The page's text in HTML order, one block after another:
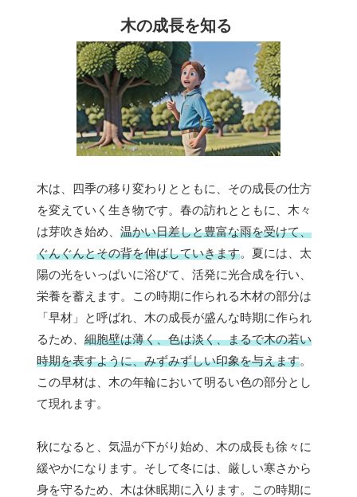
木の成長を知る
木は、四季の移り変わりとともに、その成長の仕方
を変えていく生き物です。春の訪れとともに、木々
は芽吹き始め、 温かい日差しと豊富な雨を受けて、
ぐんぐんとその背を伸ばしていきます。夏には、太
陽の光をいっぱいに浴びて、活発に光合成を行い、
栄養を蓄えます。この時期に作られる木材の部分は
「早材」と呼ばれ、木の成長が盛んな時期に作られ
るため、 細胞壁は薄く、色は淡く、まるで木の若い
時期を表すように、みずみずしい印象を与えます。
この早材は、木の年輪において明るい色の部分とし
て現れます。
秋になると、気温が下がり始め、木の成長も徐々に
緩やかになります。そして冬には、厳しい寒さから
身を守るため、木は休眠期に入ります。この時期に